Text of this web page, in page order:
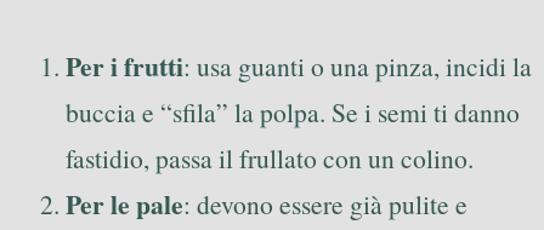
Per i frutti: usa guanti o una pinza, incidi la
buccia e “sfila” la polpa. Se i semi ti danno
fastidio, passa il frullato con un colino.
Per le pale: devono essere già pulite e